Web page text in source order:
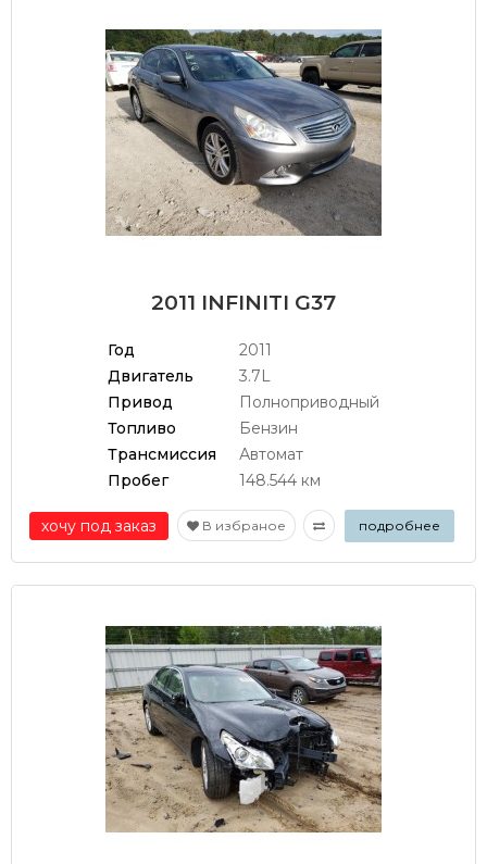
2011 INFINITI G37
Год
2011
Двигатель
3.7L
Привод
Полноприводный
Топливо
Бензин
Трансмиссия
Автомат
Пробег
148.544 км
хочу под заказ В избраное подробнее